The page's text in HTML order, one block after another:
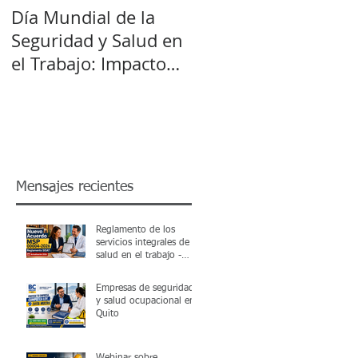
Día Mundial de la
Seguridad y Salud en
el Trabajo: Impacto
Mensajes recientes
Reglamento de los
servicios integrales de
salud en el trabajo -
Empresas de seguridad
y salud ocupacional en
Quito